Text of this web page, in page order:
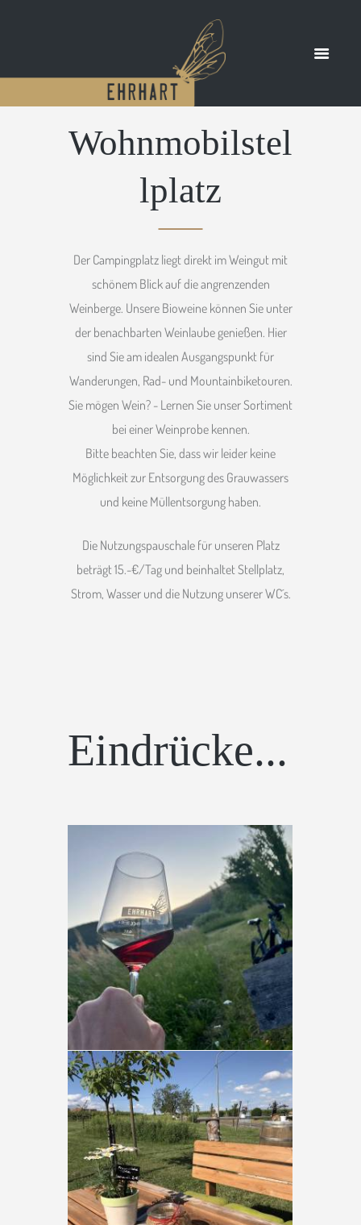
Wohnmobilstel
lplatz
Der Campingplatz liegt direkt im Weingut mit
schönem Blick auf die angrenzenden
Weinberge. Unsere Bioweine können Sie unter
der benachbarten Weinlaube genießen. Hier
sind Sie am idealen Ausgangspunkt für
Wanderungen, Rad- und Mountainbiketouren.
Sie mögen Wein? - Lernen Sie unser Sortiment
bei einer Weinprobe kennen.
Bitte beachten Sie, dass wir leider keine
Möglichkeit zur Entsorgung des Grauwassers
und keine Müllentsorgung haben.
Die Nutzungspauschale für unseren Platz
beträgt 15.-€/Tag und beinhaltet Stellplatz,
Strom, Wasser und die Nutzung unserer WC´s.
Eindrücke...